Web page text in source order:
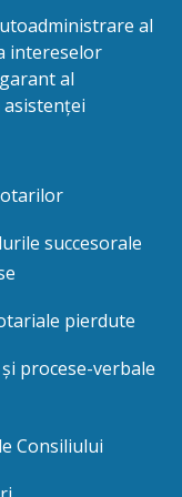
al
intereselor
al
succesorale
pierdute
procese-verbale
Consiliului